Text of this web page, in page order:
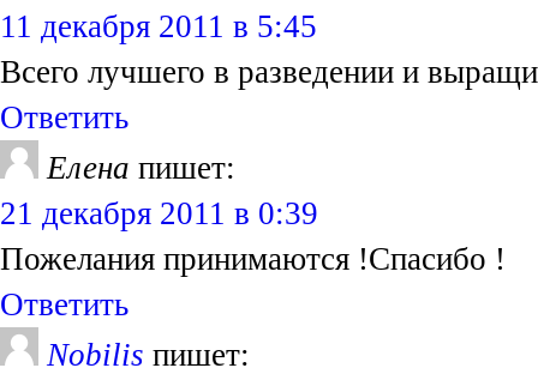
11 декабря 2011 в 5:45
Всего лучшего в разведении и
Ответить
Елена пишет:
21 декабря 2011 в 0:39
Пожелания принимаются !Спасибо !
Ответить
Nobilis пишет: